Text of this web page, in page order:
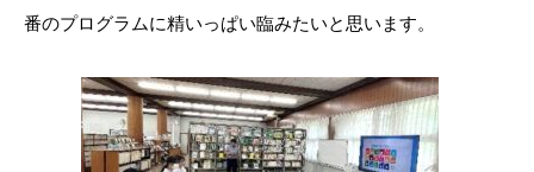
番のプログラムに精いっぱい臨みたいと思います。